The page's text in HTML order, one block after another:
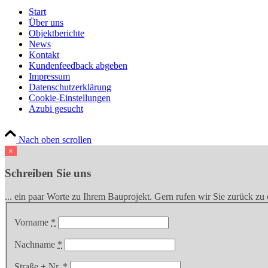
Start
Über uns
Objektberichte
News
Kontakt
Kundenfeedback abgeben
Impressum
Datenschutzerklärung
Cookie-Einstellungen
Azubi gesucht
Nach oben scrollen
×
Schreiben Sie uns
... ein paar Worte zu Ihrem Bauprojekt. Gern rufen wir Sie zurück zu
Vorname *
Nachname *